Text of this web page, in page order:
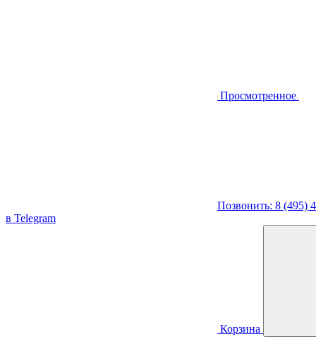
Просмотренное
Позвонить: 8 (495)
в Telegram
Корзина